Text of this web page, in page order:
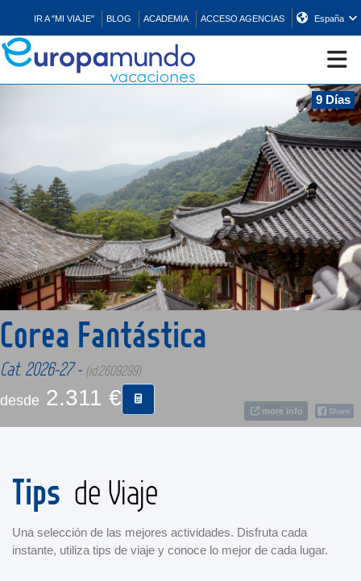
IR A "MI VIAJE" BLOG ACADEMIA ACCESO AGENCIAS España
EUROPA
ASIA
ORIENTE
PROMOCIONES
9 Días
more info
Corea Fantástica
Cat. 2026-27 - (id:2609299)
desde 2.311 €
Tips de Viaje
Una selección de las mejores actividades. Disfruta cada
instante, utiliza tips de viaje y conoce lo mejor de cada lugar.